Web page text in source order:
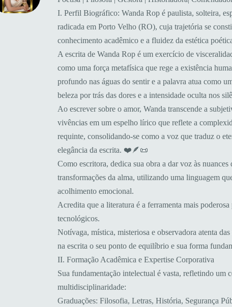
​I. Perfil Biográfico: ​Wanda Rop é paulista, solteira,
radicada em Porto Velho (RO), cuja trajetória se
conhecimento acadêmico e a fluidez da estética
A escrita de Wanda Rop é um exercício de
como uma força metafísica que rege a existência
profundo nas águas do sentir e a palavra atua como
beleza por trás das dores e a intensidade oculta nos
Ao escrever sobre o amor, Wanda transcende a
vivências em um espelho lírico que reflete a
requinte, consolidando-se como a voz que traduz o
elegância da escrita. ❤️🪶📜
Como escritora, dedica sua obra a dar voz às
transformações da alma, utilizando uma linguagem
acolhimento emocional.
​Acredita que a literatura é a ferramenta mais
tecnológicos.
Notívaga, mística, misteriosa e observadora atenta
na escrita o seu ponto de equilíbrio e sua forma
​II. Formação Acadêmica e Expertise Corporativa
​Sua fundamentação intelectual é vasta, refletindo um
multidisciplinaridade:
​Graduações: Filosofia, Letras, História, Segurança